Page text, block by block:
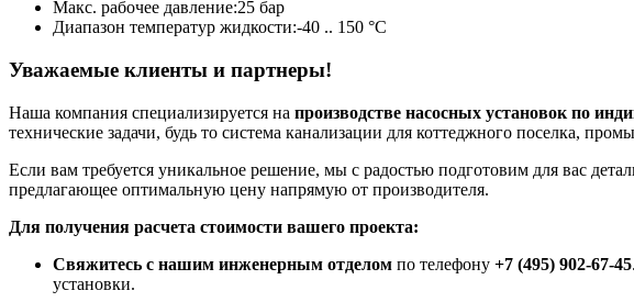
Макс. рабочее давление:25 бар
Диапазон температур жидкости:-40 .. 150 °C
Уважаемые клиенты и партнеры!
Наша компания специализируется на производстве насосных установок по
технические задачи, будь то система канализации для коттеджного поселка,
Если вам требуется уникальное решение, мы с радостью подготовим для вас
предлагающее оптимальную цену напрямую от производителя.
Для получения расчета стоимости вашего проекта:
Свяжитесь с нашим инженерным отделом по телефону +7 (495) 902-67-45
установки.